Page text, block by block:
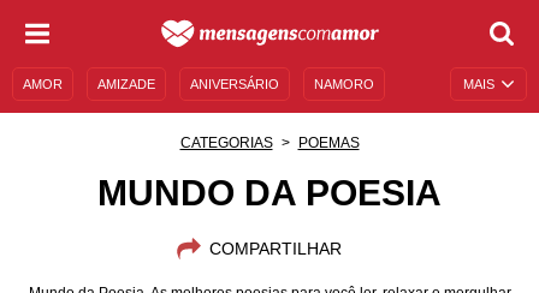
MAIS
AMOR AMIZADE ANIVERSÁRIO NAMORO
CATEGORIAS POEMAS
MUNDO DA POESIA
COMPARTILHAR